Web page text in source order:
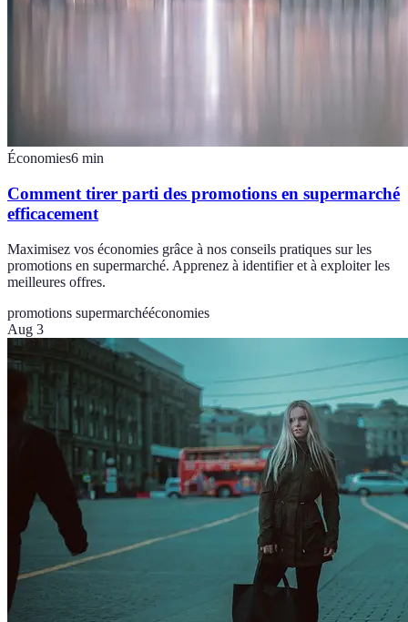
Économies6 min
Comment tirer parti des promotions en supermarché
efficacement
Maximisez vos économies grâce à nos conseils pratiques sur les
promotions en supermarché. Apprenez à identifier et à exploiter les
meilleures offres.
promotions supermarchééconomies
Aug 3